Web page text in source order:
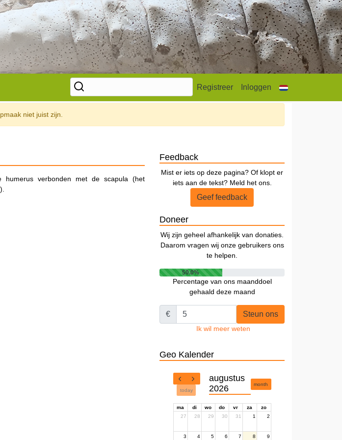
Registreer Inloggen
niet juist zijn.
verbonden met de scapula (het
Feedback
Mist er iets op deze pagina? Of klopt er
iets aan de tekst? Meld het ons.
Geef feedback
Doneer
Wij zijn geheel afhankelijk van donaties.
Daarom vragen wij onze gebruikers ons
te helpen.
50.0%
Percentage van ons maanddoel
gehaald deze maand
€ Steun ons
Ik wil meer weten
Geo Kalender
today
augustus
2026
month
ma di wo do vr za
zo
27
28 29 30 31 1 2
3 4 5 6 7 8 9